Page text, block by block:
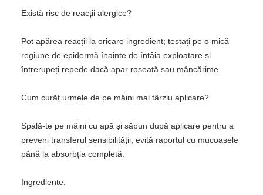
Există risc de reacții alergice?
Pot apărea reacții la oricare ingredient; testați pe o mică
regiune de epidermă înainte de întâia exploatare și
întrerupeți repede dacă apar roșeață sau mâncărime.
Cum curăț urmele de pe mâini mai târziu aplicare?
Spală-te pe mâini cu apă și săpun după aplicare pentru a
preveni transferul sensibilității; evită raportul cu mucoasele
până la absorbția completă.
Ingrediente: